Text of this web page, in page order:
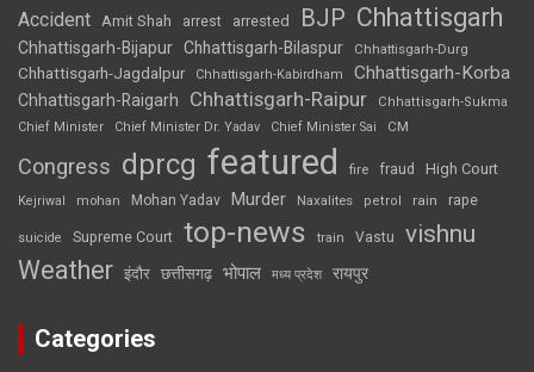
Accident Amit Shah arrest arrested BJP Chhattisgarh
Chhattisgarh-Bijapur Chhattisgarh-Bilaspur Chhattisgarh-Durg
Chhattisgarh-Jagdalpur Chhattisgarh-Kabirdham Chhattisgarh-Korba
Chhattisgarh-Raigarh Chhattisgarh-Raipur
Chhattisgarh-Sukma
Chief Minister
Chief Minister Dr. Yadav Chief Minister Sai CM
Congress dprcg featured fire fraud High Court
Kejriwal mohan Mohan Yadav Murder Naxalites petrol rain rape
suicide Supreme Court top-news train Vastu vishnu
Weather इंदौर छत्तीसगढ़ भोपाल मध्य प्रदेश रायपुर
Categories